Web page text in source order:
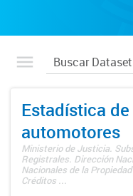
Estadística
automotores
Ministerio de Justicia.
Registrales. Dirección
Nacionales de la
Créditos ...